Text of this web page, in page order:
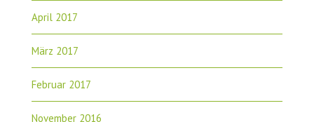
April 2017
März 2017
Februar 2017
November 2016